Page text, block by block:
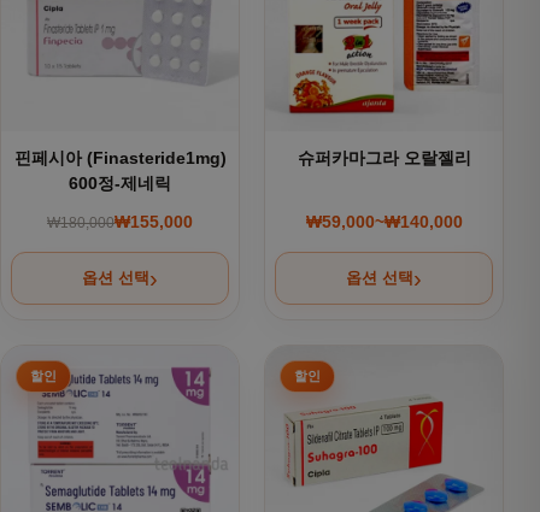
핀페시아 (Finasteride1mg)
600정-제네릭
₩180,000 원래 가격: ₩180,000.
₩155,000
현재 가격: ₩155,000.
옵션 선택
슈퍼카마그라 오랄젤리
₩59,000~₩140,000
가격 범위:
옵션 선택
여러 상품 옵션이 이 상품에 있습니다. 상품 페이지에서 옵션
여러 상품 옵션이 이 상품에